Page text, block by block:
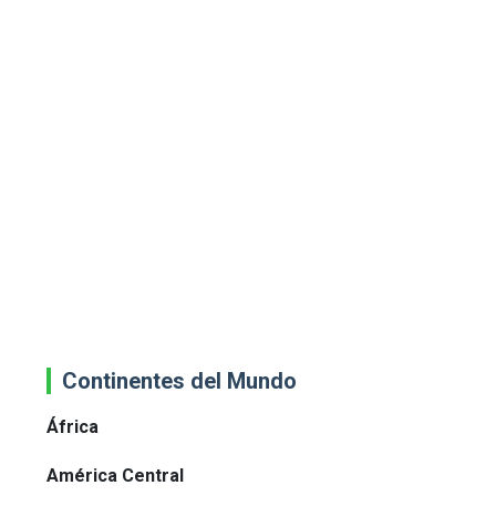
Continentes del Mundo
África
América Central